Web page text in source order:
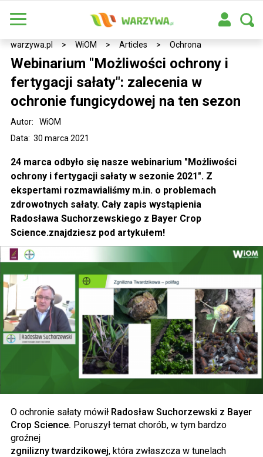
warzywa.pl > WiOM > Articles > Ochrona
Webinarium "Możliwości ochrony i
fertygacji sałaty": zalecenia w
ochronie fungicydowej na ten sezon
Data: 30 marca 2021
Autor: WiOM
24 marca odbyło się nasze webinarium "Możliwości
ochrony i fertygacji sałaty w sezonie 2021". Z
ekspertami rozmawialiśmy m.in. o problemach
zdrowotnych sałaty. Cały zapis wystąpienia
Radosława Suchorzewskiego z Bayer Crop
Science.znajdziesz pod artykułem!
O ochronie sałaty mówił Radosław Suchorzewski z Bayer
Crop Science. Poruszył temat chorób, w tym bardzo
groźnej
zgnilizny twardzikowej, która zwłaszcza w tunelach